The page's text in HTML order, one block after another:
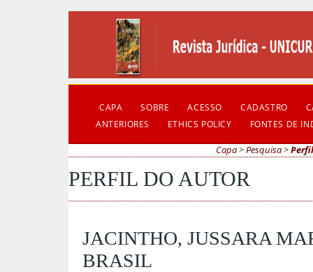
CAPA SOBRE ACESSO CADASTRO
ANTERIORES
ETHICS POLICY FONTES DE
Capa>Pesquisa>
PERFIL DO AUTOR
JACINTHO, JUSSARA
BRASIL